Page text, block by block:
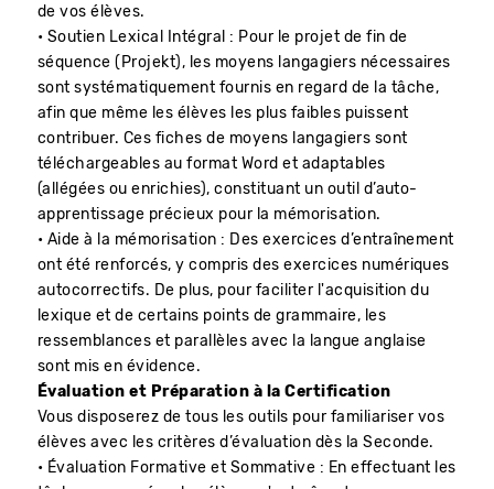
de vos élèves.
• Soutien Lexical Intégral : Pour le projet de fin de
séquence (Projekt), les moyens langagiers nécessaires
sont systématiquement fournis en regard de la tâche,
afin que même les élèves les plus faibles puissent
contribuer. Ces fiches de moyens langagiers sont
téléchargeables au format Word et adaptables
(allégées ou enrichies), constituant un outil d’auto-
apprentissage précieux pour la mémorisation.
• Aide à la mémorisation : Des exercices d’entraînement
ont été renforcés, y compris des exercices numériques
autocorrectifs. De plus, pour faciliter l'acquisition du
lexique et de certains points de grammaire, les
ressemblances et parallèles avec la langue anglaise
sont mis en évidence.
Évaluation et Préparation à la Certification
Vous disposerez de tous les outils pour familiariser vos
élèves avec les critères d’évaluation dès la Seconde.
• Évaluation Formative et Sommative : En effectuant les